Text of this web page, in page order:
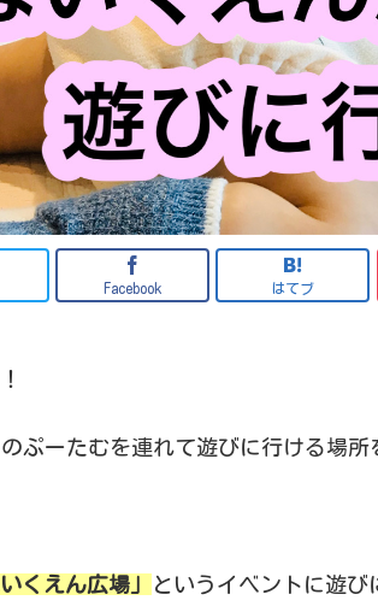
Facebook はてブ
ぷーたむを連れて遊びに行ける場所
いくえん広場」 というイベントに遊び